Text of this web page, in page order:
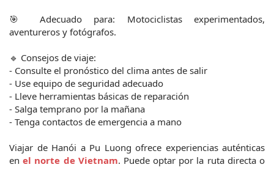
🎯 Adecuado para: Motociclistas experimentados,
aventureros y fotógrafos.
🔹 Consejos de viaje:
- Consulte el pronóstico del clima antes de salir
- Use equipo de seguridad adecuado
- Lleve herramientas básicas de reparación
- Salga temprano por la mañana
- Tenga contactos de emergencia a mano
Viajar de Hanói a Pu Luong ofrece experiencias auténticas
en el norte de Vietnam. Puede optar por la ruta directa o